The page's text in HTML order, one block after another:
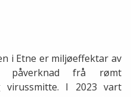
i Etne er miljøeffektar av
påverknad frå rømt
virussmitte. I 2023 vart